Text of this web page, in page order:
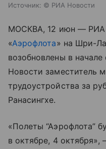
Источник: © РИА Новости
МОСКВА, 12 июн — РИА
«Аэрофлота» на Шри-
возобновлены в
Новости заместитель
трудоустройства за
Ранасингхе.
«Полеты “Аэрофлота”
в октябре, 4 октября»,